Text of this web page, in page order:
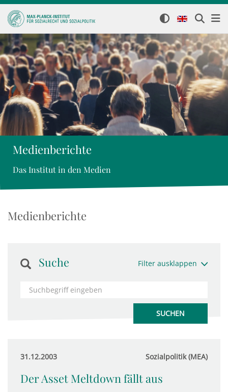
Medienberichte
Das Institut in den Medien
Medienberichte
Suche Filter ausklappen
31.12.2003 Sozialpolitik (MEA)
Der Asset Meltdown fällt aus